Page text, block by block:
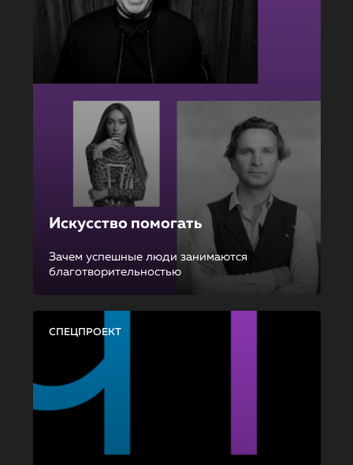
Искусство помогать
Зачем успешные люди занимаются
благотворительностью
СПЕЦПРОЕКТ